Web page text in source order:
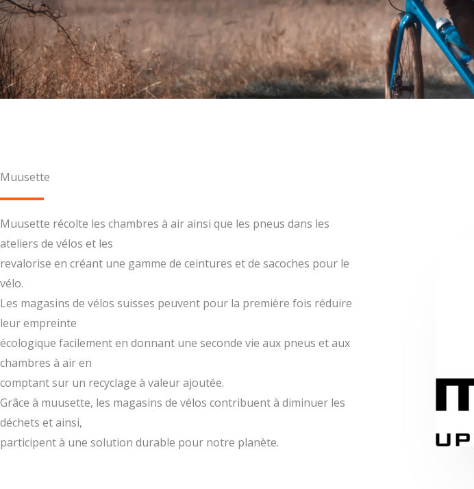
Muusette
Muusette récolte les chambres à air ainsi que les pneus dans les
ateliers de vélos et les
revalorise en créant une gamme de ceintures et de sacoches pour le
vélo.
Les magasins de vélos suisses peuvent pour la première fois réduire
leur empreinte
écologique facilement en donnant une seconde vie aux pneus et aux
chambres à air en
comptant sur un recyclage à valeur ajoutée.
Grâce à muusette, les magasins de vélos contribuent à diminuer les
déchets et ainsi,
participent à une solution durable pour notre planète.